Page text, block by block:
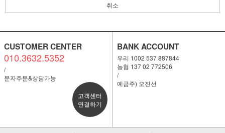
취소
CUSTOMER CENTER
010.3632.5352
/
문자주문&상담가능
고객센터
연결하기
BANK ACCOUNT
우리 1002 537 887844
농협 137 02 772506
/
예금주) 오진선